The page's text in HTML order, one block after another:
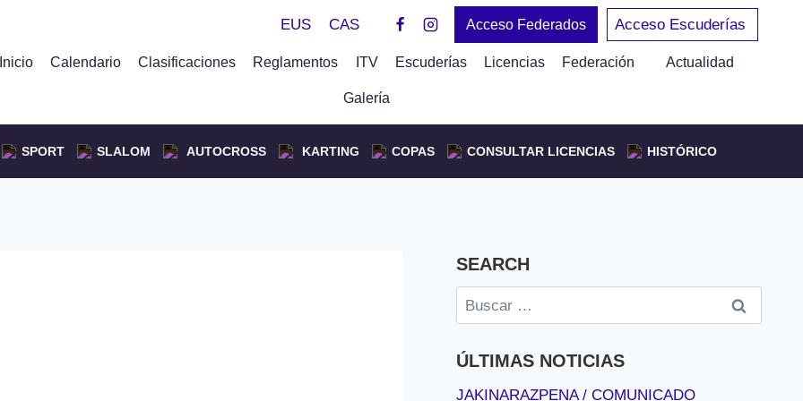
EUS CAS Acceso Federados Acceso Escuderías
Inicio Calendario Clasificaciones Reglamentos ITV Escuderías Licencias Federación Actualidad
Galería
SPORT SLALOM AUTOCROSS KARTING COPAS CONSULTAR LICENCIAS HISTÓRICO
SEARCH
Buscar:
ÚLTIMAS NOTICIAS
JAKINARAZPENA / COMUNICADO